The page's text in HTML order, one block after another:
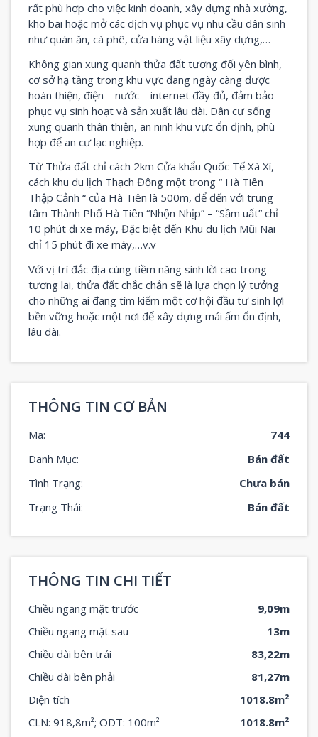
rất phù hợp cho việc kinh doanh, xây dựng nhà xưởng,
kho bãi hoặc mở các dịch vụ phục vụ nhu cầu dân sinh
như quán ăn, cà phê, cửa hàng vật liệu xây dựng,…
Không gian xung quanh thửa đất tương đối yên bình,
cơ sở hạ tầng trong khu vực đang ngày càng được
hoàn thiện, điện – nước – internet đầy đủ, đảm bảo
phục vụ sinh hoạt và sản xuất lâu dài. Dân cư sống
xung quanh thân thiện, an ninh khu vực ổn định, phù
hợp để an cư lạc nghiệp.
Từ Thửa đất chỉ cách 2km Cửa khẩu Quốc Tế Xà Xí,
cách khu du lịch Thạch Động một trong “ Hà Tiên
Thập Cảnh “ của Hà Tiên là 500m, để đến với trung
tâm Thành Phố Hà Tiên “Nhộn Nhịp” – “Sầm uất” chỉ
10 phút đi xe máy, Đặc biệt đến Khu du lịch Mũi Nai
chỉ 15 phút đi xe máy,…v.v
Với vị trí đắc địa cùng tiềm năng sinh lời cao trong
tương lai, thửa đất chắc chắn sẽ là lựa chọn lý tưởng
cho những ai đang tìm kiếm một cơ hội đầu tư sinh lợi
bền vững hoặc một nơi để xây dựng mái ấm ổn định,
lâu dài.
THÔNG TIN CƠ BẢN
Mã:
744
Danh Mục:
Bán đất
Tình Trạng:
Chưa bán
Trạng Thái:
Bán đất
THÔNG TIN CHI TIẾT
Chiều ngang mặt trước
9,09m
Chiều ngang mặt sau
13m
Chiều dài bên trái
83,22m
Chiều dài bên phải
81,27m
Diện tích
1018.8m²
CLN: 918,8m²; ODT: 100m²
1018.8m²